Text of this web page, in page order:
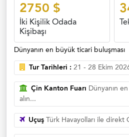
2750 $
İki Kişilik Odada
Kişibaşı
Dünyanın en büyük ticari buluşması
Tur Tarihleri : 21 - 28 Ekim
Çin Kanton Fuarı Dünyanın
alın...
Uçuş Türk Havayolları ile direkt